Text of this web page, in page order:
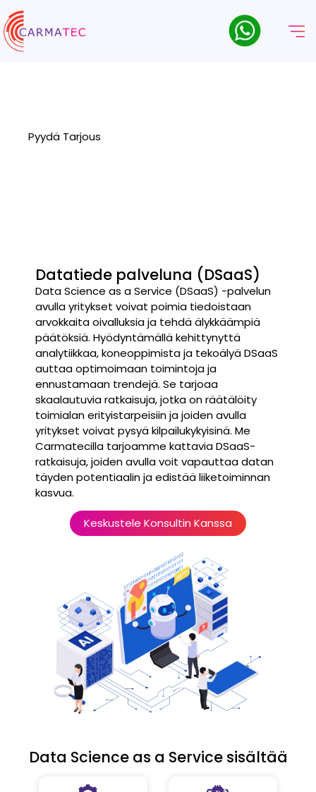
Pyydä Tarjous
Datatiede palveluna (DSaaS)
Data Science as a Service (DSaaS) -palvelun
avulla yritykset voivat poimia tiedoistaan
arvokkaita oivalluksia ja tehdä älykkäämpiä
päätöksiä. Hyödyntämällä kehittynyttä
analytiikkaa, koneoppimista ja tekoälyä DSaaS
auttaa optimoimaan toimintoja ja
ennustamaan trendejä. Se tarjoaa
skaalautuvia ratkaisuja, jotka on räätälöity
toimialan erityistarpeisiin ja joiden avulla
yritykset voivat pysyä kilpailukykyisinä. Me
Carmatecilla tarjoamme kattavia DSaaS-
ratkaisuja, joiden avulla voit vapauttaa datan
täyden potentiaalin ja edistää liiketoiminnan
kasvua.
Keskustele Konsultin Kanssa
Data Science as a Service sisältää